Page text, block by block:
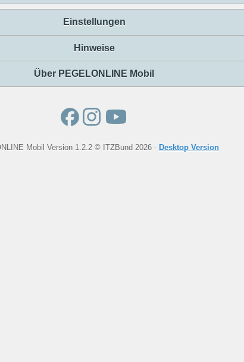
Einstellungen
Hinweise
Über PEGELONLINE Mobil
Mobil Version 1.2.2 © ITZBund 2026 - Desktop Version